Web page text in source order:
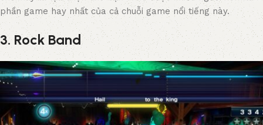
phần game hay nhất của cả chuỗi game nổi tiếng này.
3. Rock Band